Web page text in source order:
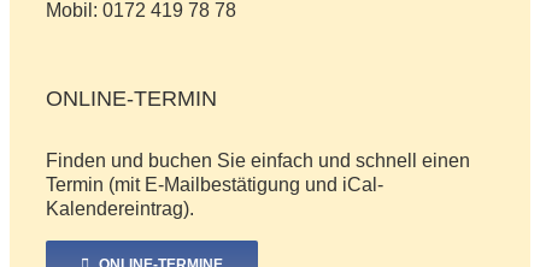
Mobil: 0172 419 78 78
ONLINE-TERMIN
Finden und buchen Sie einfach und schnell einen
Termin (mit E-Mailbestätigung und iCal-
Kalendereintrag).